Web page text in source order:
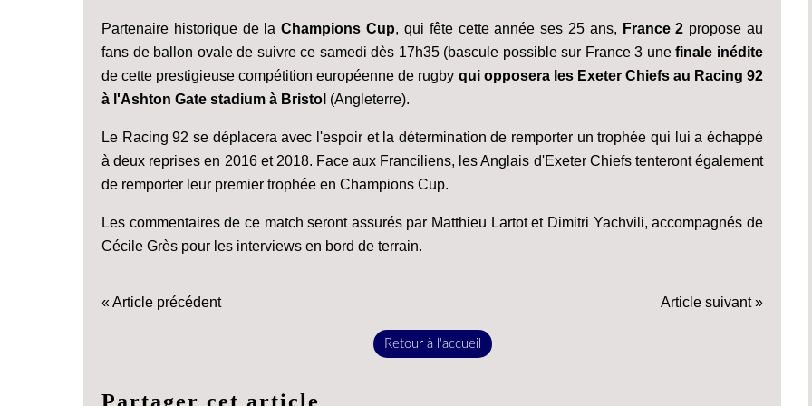
Partenaire historique de laChampions Cup, qui fête cette année ses 25 ans, France 2 propose au
fans de ballon ovale de suivre ce samedi dès 17h35 (bascule possible sur France 3 unefinale inédite
de cette prestigieuse compétition européenne de rugby qui opposera les Exeter Chiefs au Racing 92
à l'Ashton Gate stadium à Bristol (Angleterre).
Le Racing 92 se déplacera avec l'espoir et la détermination de remporter un trophée qui lui a échappé
à deux reprises en 2016 et 2018. Face aux Franciliens, les Anglais d'Exeter Chiefs tenteront également
de remporter leur premier trophée en Champions Cup.
Les commentaires de ce match seront assurés par Matthieu Lartot et Dimitri Yachvili, accompagnés de
Cécile Grès pour les interviews en bord de terrain.
« Article précédent Article suivant »
Retour à l'accueil
Partager cet article